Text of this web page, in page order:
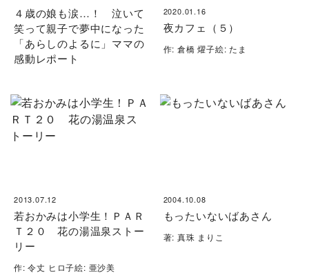
４歳の娘も涙…！ 泣いて
笑って親子で夢中になった
「あらしのよるに」ママの
感動レポート
2020.01.16
夜カフェ（５）
作: 倉橋 燿子絵: たま
2013.07.12
若おかみは小学生！ＰＡＲ
Ｔ２０ 花の湯温泉ストー
リー
作: 令丈 ヒロ子絵: 亜沙美
2004.10.08
もったいないばあさん
著: 真珠 まりこ